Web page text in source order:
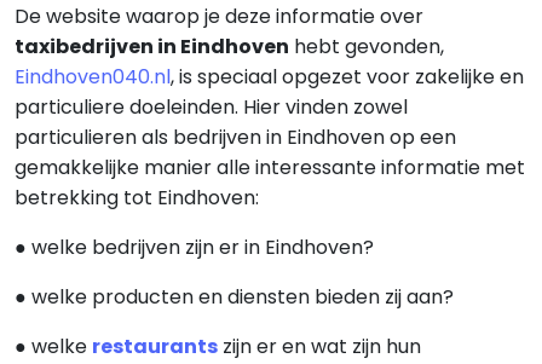
De website waarop je deze informatie over
taxibedrijven in Eindhoven hebt gevonden,
Eindhoven040.nl, is speciaal opgezet voor zakelijke en
particuliere doeleinden. Hier vinden zowel
particulieren als bedrijven in Eindhoven op een
gemakkelijke manier alle interessante informatie met
betrekking tot Eindhoven:
● welke bedrijven zijn er in Eindhoven?
● welke producten en diensten bieden zij aan?
● welke restaurants zijn er en wat zijn hun